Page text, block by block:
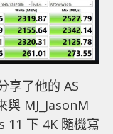
享了他的 AS
MJ_JasonM
11 下 4K 隨機寫